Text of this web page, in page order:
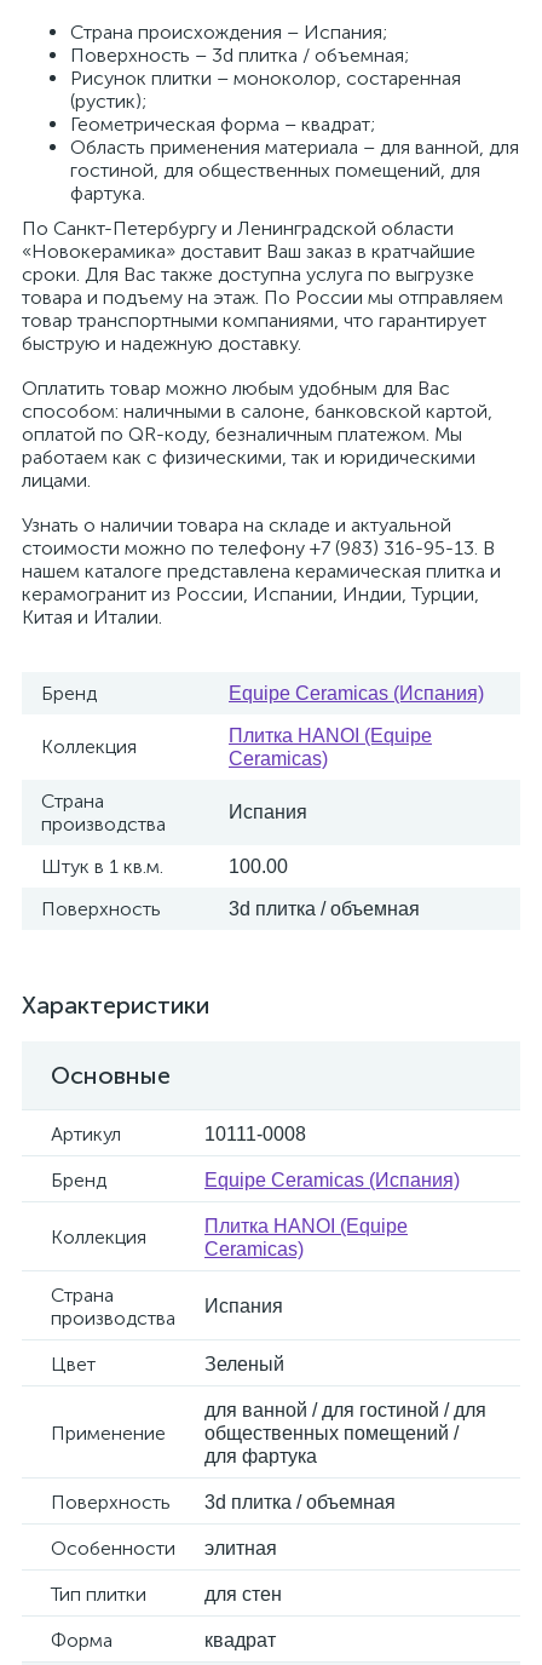
Страна происхождения – Испания;
Поверхность – 3d плитка / объемная;
Рисунок плитки – моноколор, состаренная
(рустик);
Геометрическая форма – квадрат;
Область применения материала – для ванной, для
гостиной, для общественных помещений, для
фартука.
По Санкт-Петербургу и Ленинградской области
«Новокерамика» доставит Ваш заказ в кратчайшие
сроки. Для Вас также доступна услуга по выгрузке
товара и подъему на этаж. По России мы отправляем
товар транспортными компаниями, что гарантирует
быструю и надежную доставку.
Оплатить товар можно любым удобным для Вас
способом: наличными в салоне, банковской картой,
оплатой по QR-коду, безналичным платежом. Мы
работаем как с физическими, так и юридическими
лицами.
Узнать о наличии товара на складе и актуальной
стоимости можно по телефону +7 (983) 316-95-13. В
нашем каталоге представлена керамическая плитка и
керамогранит из России, Испании, Индии, Турции,
Китая и Италии.
Бренд Equipe Ceramicas (Испания)
Коллекция
Плитка HANOI (Equipe
Ceramicas)
Страна
производства
Испания
Штук в 1 кв.м. 100.00
Поверхность 3d плитка / объемная
Характеристики
Основные
Артикул 10111-0008
Бренд Equipe Ceramicas (Испания)
Коллекция
Плитка HANOI (Equipe
Ceramicas)
Страна
производства
Испания
Цвет Зеленый
Применение
для ванной / для гостиной / для
общественных помещений /
для фартука
Поверхность 3d плитка / объемная
Особенности элитная
Тип плитки для стен
Форма квадрат